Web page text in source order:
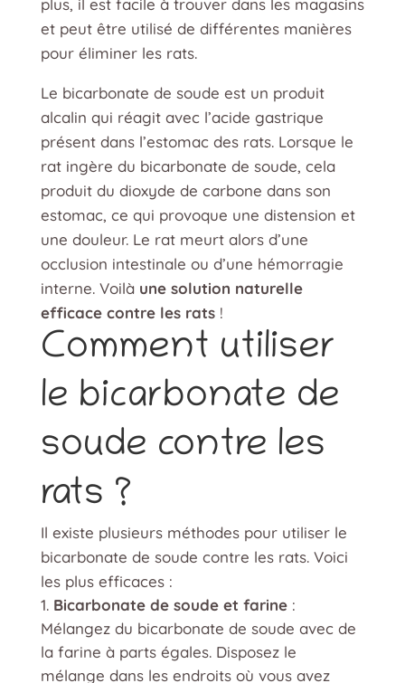
et peut être utilisé de différentes manières
pour éliminer les rats.
Le bicarbonate de soude est un produit
alcalin qui réagit avec l’acide gastrique
présent dans l’estomac des rats. Lorsque le
rat ingère du bicarbonate de soude, cela
produit du dioxyde de carbone dans son
estomac, ce qui provoque une distension et
une douleur. Le rat meurt alors d’une
occlusion intestinale ou d’une hémorragie
interne. Voilà une solution naturelle
efficace contre les rats !
Comment utiliser
le bicarbonate de
soude contre les
rats ?
Il existe plusieurs méthodes pour utiliser le
bicarbonate de soude contre les rats. Voici
les plus efficaces :
Bicarbonate de soude et farine :
Mélangez du bicarbonate de soude avec de
la farine à parts égales. Disposez le
mélange dans les endroits où vous avez